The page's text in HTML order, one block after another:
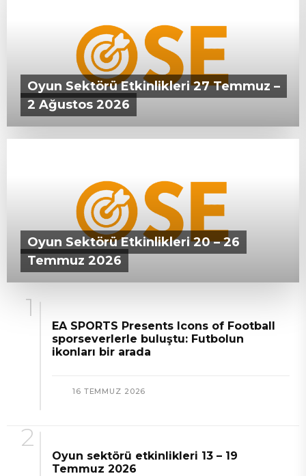
Oyun Sektörü Etkinlikleri 27 Temmuz –
2 Ağustos 2026
28 TEMMUZ 2026
Oyun Sektörü Etkinlikleri 20 – 26
Temmuz 2026
20 TEMMUZ 2026
EA SPORTS Presents Icons of Football
sporseverlerle buluştu: Futbolun
ikonları bir arada
16 TEMMUZ 2026
Oyun sektörü etkinlikleri 13 – 19
Temmuz 2026